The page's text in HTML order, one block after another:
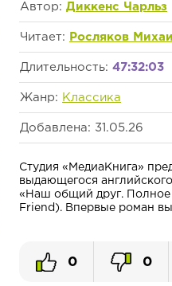
Автор: Диккенс Чарльз
Читает: Росляков
Длительность: 47:32:03
Жанр: Классика
Добавлена: 31.05.26
Студия «МедиаКнига»
выдающегося
«Наш общий друг. Полное
Friend). Впервые роман
0 0